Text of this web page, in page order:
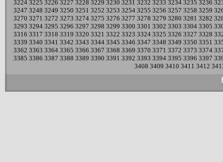
3224 3225 3226 3227 3228 3229 3230 3231 3232 3233 3234 3235 3236
3247 3248 3249 3250 3251 3252 3253 3254 3255 3256 3257 3258 3259
3270 3271 3272 3273 3274 3275 3276 3277 3278 3279 3280 3281 3282
3293 3294 3295 3296 3297 3298 3299 3300 3301 3302 3303 3304 3305
3316 3317 3318 3319 3320 3321 3322 3323 3324 3325 3326 3327 3328
3339 3340 3341 3342 3343 3344 3345 3346 3347 3348 3349 3350 3351
3362 3363 3364 3365 3366 3367 3368 3369 3370 3371 3372 3373 3374
3385 3386 3387 3388 3389 3390 3391 3392 3393 3394 3395 3396 3397
3408 3409 3410 3411 3412